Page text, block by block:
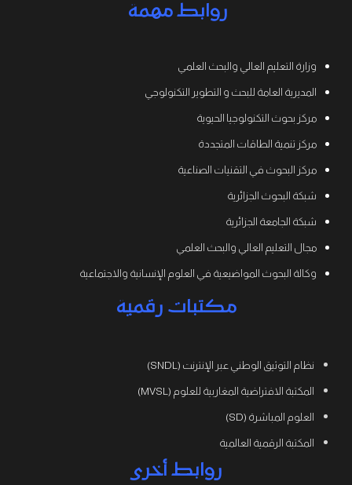
روابط مهمة
وزارة التعليم العالي والبحث العلمي
المديرية العامة للبحث و التطوير التكنولوجي
مركز بحوث التكنولوجيا الحيوية
مركز تنمية الطاقات المتجددة
مركز البحوث في التقنيات الصناعية
شبكة البحوث الجزائرية
شبكة الجامعة الجزائرية
مجال التعليم العالي والبحث العلمي
وكالة البحوث المواضيعية في العلوم الإنسانية والاجتماعية
مكتبات رقمية
نظام التوثيق الوطني عبر الإنترنت (SNDL)
المكتبة الافتراضية المغاربية للعلوم (MVSL)
العلوم المباشرة (SD)
المكتبة الرقمية العالمية
روابط أخرى